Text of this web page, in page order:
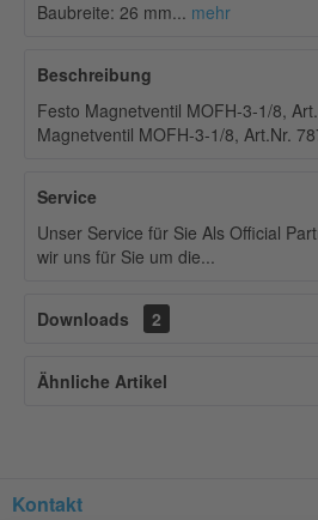
Baubreite: 26 mm... mehr
Beschreibung
Festo Magnetventil MOFH-3-1/8,
Magnetventil MOFH-3-1/8, Art.Nr.
Service
Unser Service für Sie Als Official
wir uns für Sie um die...
Downloads 2
Ähnliche Artikel
Kontakt